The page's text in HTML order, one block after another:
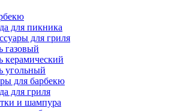
для пикника
для гриля
газовый
керамический
угольный
для барбекю
для гриля
и шампура